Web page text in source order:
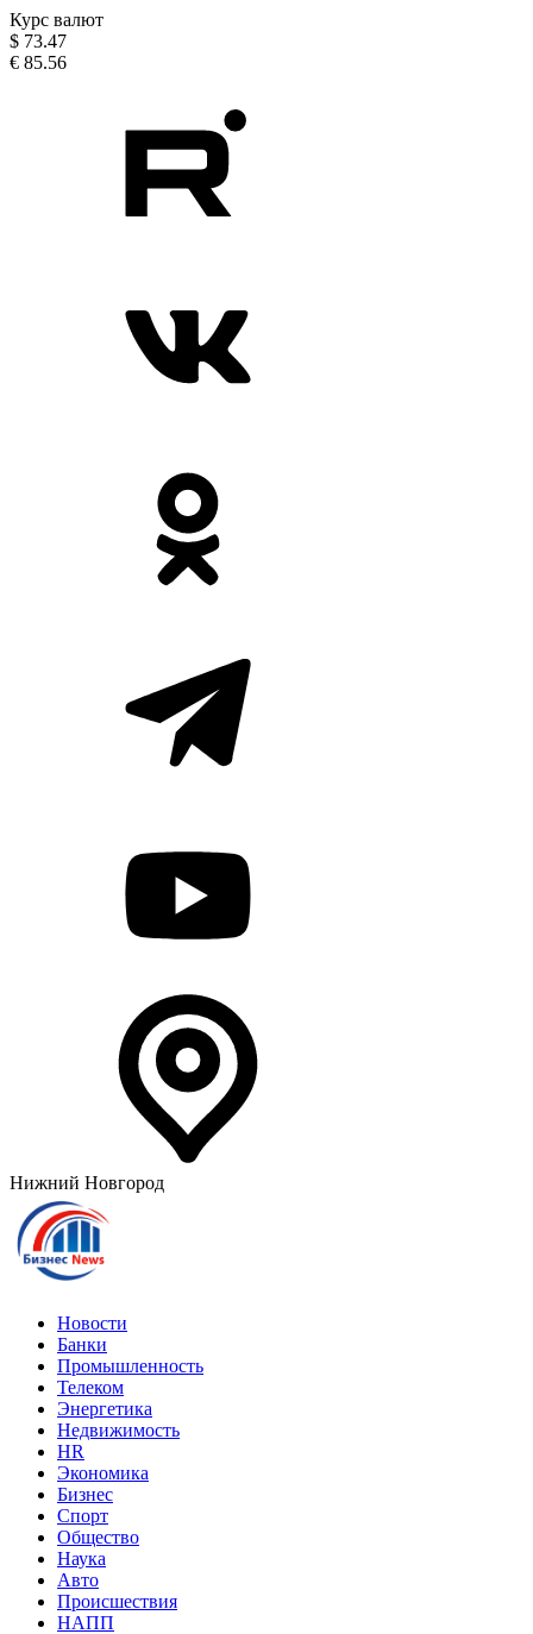
Курс валют
$ 73.47
€ 85.56
Нижний Новгород
Новости
Банки
Промышленность
Телеком
Энергетика
Недвижимость
HR
Экономика
Бизнес
Спорт
Общество
Наука
Авто
Происшествия
НАПП